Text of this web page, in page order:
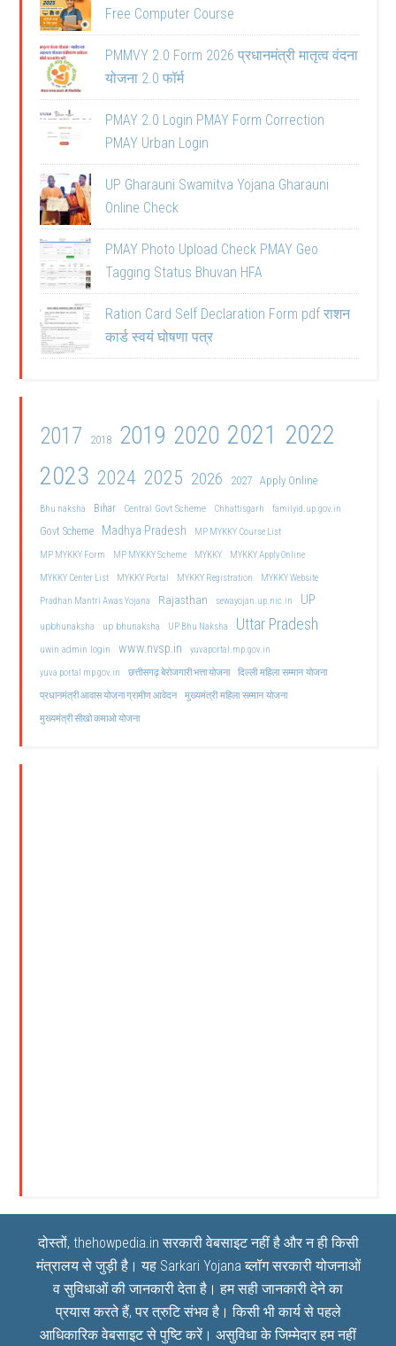
Free Computer Course
PMMVY 2.0 Form 2026 प्रधानमंत्री मातृत्व वंदना
योजना 2.0 फॉर्म
PMAY 2.0 Login PMAY Form Correction
PMAY Urban Login
UP Gharauni Swamitva Yojana Gharauni
Online Check
PMAY Photo Upload Check PMAY Geo
Tagging Status Bhuvan HFA
Ration Card Self Declaration Form pdf राशन
कार्ड स्वयं घोषणा पत्र
2017 2018 2019 2020 2021 2022
2023 2024 2025 2026 2027 Apply Online
Bhu naksha Bihar Central Govt Scheme Chhattisgarh familyid.up.gov.in
Govt Scheme Madhya Pradesh
MP MYKKY Course List
MP MYKKY Form
MP MYKKY Scheme MYKKY
MYKKY Apply Online
MYKKY Center List
MYKKY Portal MYKKY Registration
MYKKY Website
Pradhan Mantri Awas Yojana
Rajasthan sewayojan.up.nic.in UP
upbhunaksha up bhunaksha UP Bhu Naksha Uttar Pradesh
uwin admin login www.nvsp.in
yuvaportal.mp.gov.in
yuva portal mp gov.in
छत्तीसगढ़ बेरोजगारी भत्ता योजना दिल्ली महिला सम्मान योजना
प्रधानमंत्री आवास योजना ग्रामीण आवेदन मुख्यमंत्री महिला सम्मान योजना
मुख्यमंत्री सीखो कमाओ योजना
दोस्तों, thehowpedia.in सरकारी वेबसाइट नहीं है और न ही किसी
मंत्रालय से जुड़ी है। यह Sarkari Yojana ब्लॉग सरकारी योजनाओं
व सुविधाओं की जानकारी देता है। हम सही जानकारी देने का
प्रयास करते हैं, पर त्रुटि संभव है। किसी भी कार्य से पहले
आधिकारिक वेबसाइट से पुष्टि करें। असुविधा के जिम्मेदार हम नहीं